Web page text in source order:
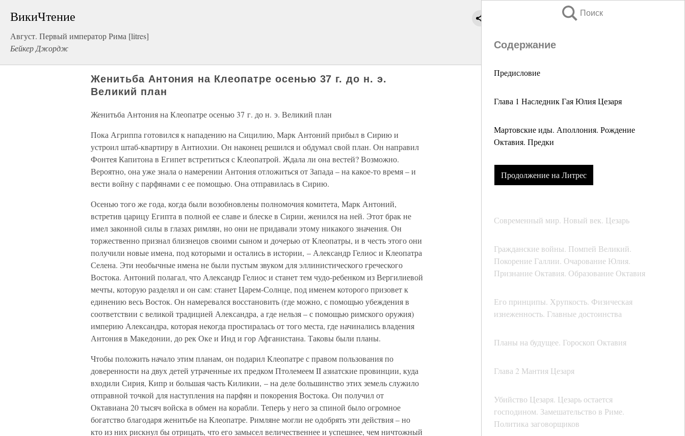
ВикиЧтение
Август. Первый император Рима [litres]
Бейкер Джордж
Поиск
Содержание
Предисловие
Глава 1 Наследник Гая Юлия Цезаря
Мартовские иды. Аполлония. Рождение
Октавия. Предки
Продолжение на Литрес
Современный мир. Новый век. Цезарь
Гражданские войны. Помпей Великий.
Покорение Галлии. Очарование Юлия.
Признание Октавия. Образование Октавия
Его принципы. Хрупкость. Физическая
изнеженность. Главные достоинства
Планы на будущее. Гороскоп Октавия
Глава 2 Мантия Цезаря
Убийство Цезаря. Цезарь остается
господином. Замешательство в Риме.
Политика заговорщиков
Женитьба Антония на Клеопатре осенью 37 г. до н. э.
Великий план
Женитьба Антония на Клеопатре осенью 37 г. до н. э. Великий план
Пока Агриппа готовился к нападению на Сицилию, Марк Антоний прибыл в Сирию и
устроил штаб-квартиру в Антиохии. Он наконец решился и обдумал свой план. Он направил
Фонтея Капитона в Египет встретиться с Клеопатрой. Ждала ли она вестей? Возможно.
Вероятно, она уже знала о намерении Антония отложиться от Запада – на какое-то время – и
вести войну с парфянами с ее помощью. Она отправилась в Сирию.
Осенью того же года, когда были возобновлены полномочия комитета, Марк Антоний,
встретив царицу Египта в полной ее славе и блеске в Сирии, женился на ней. Этот брак не
имел законной силы в глазах римлян, но они не придавали этому никакого значения. Он
торжественно признал близнецов своими сыном и дочерью от Клеопатры, и в честь этого они
получили новые имена, под которыми и остались в истории, – Александр Гелиос и Клеопатра
Селена. Эти необычные имена не были пустым звуком для эллинистического греческого
Востока. Антоний полагал, что Александр Гелиос и станет тем чудо-ребенком из Вергилиевой
мечты, которую разделял и он сам: станет Царем-Солнце, под именем которого призовет к
единению весь Восток. Он намеревался восстановить (где можно, с помощью убеждения в
соответствии с великой традицией Александра, а где нельзя – с помощью римского оружия)
империю Александра, которая некогда простиралась от того места, где начинались владения
Антония в Македонии, до рек Оке и Инд и гор Афганистана. Таковы были планы.
Чтобы положить начало этим планам, он подарил Клеопатре с правом пользования по
доверенности на двух детей утраченные их предком Птолемеем II азиатские провинции, куда
входили Сирия, Кипр и большая часть Киликии, – на деле большинство этих земель служило
отправной точкой для наступления на парфян и покорения Востока. Он получил от
Октавиана 20 тысяч войска в обмен на корабли. Теперь у него за спиной было огромное
богатство благодаря женитьбе на Клеопатре. Римляне могли не одобрять эти действия – но
кто из них рискнул бы отрицать, что его замысел величественнее и успешнее, чем ничтожный